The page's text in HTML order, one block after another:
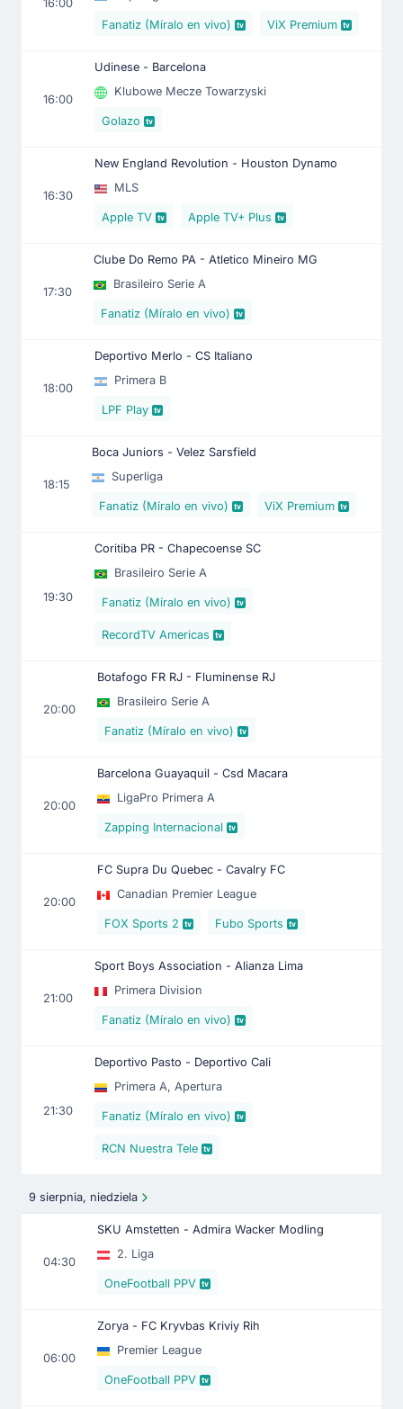
16:00
Fanatiz (Míralo en vivo) ViX Premium
16:00
Udinese - Barcelona
Klubowe Mecze Towarzyski
Golazo
16:30
New England Revolution - Houston Dynamo
MLS
Apple TV Apple TV+ Plus
17:30
Clube Do Remo PA - Atletico Mineiro MG
Brasileiro Serie A
Fanatiz (Míralo en vivo)
18:00
Deportivo Merlo - CS Italiano
Primera B
LPF Play
18:15
Boca Juniors - Velez Sarsfield
Superliga
Fanatiz (Míralo en vivo) ViX Premium
19:30
Coritiba PR - Chapecoense SC
Brasileiro Serie A
Fanatiz (Míralo en vivo)
RecordTV Americas
20:00
Botafogo FR RJ - Fluminense RJ
Brasileiro Serie A
Fanatiz (Míralo en vivo)
20:00
Barcelona Guayaquil - Csd Macara
LigaPro Primera A
Zapping Internacional
20:00
FC Supra Du Quebec - Cavalry FC
Canadian Premier League
FOX Sports 2 Fubo Sports
21:00
Sport Boys Association - Alianza Lima
Primera Division
Fanatiz (Míralo en vivo)
21:30
Deportivo Pasto - Deportivo Cali
Primera A, Apertura
Fanatiz (Míralo en vivo)
RCN Nuestra Tele
9 sierpnia, niedziela
04:30
SKU Amstetten - Admira Wacker Modling
2. Liga
OneFootball PPV
06:00
Zorya - FC Kryvbas Kriviy Rih
Premier League
OneFootball PPV